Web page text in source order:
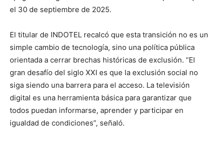
el 30 de septiembre de 2025.
El titular de INDOTEL recalcó que esta transición no es un
simple cambio de tecnología, sino una política pública
orientada a cerrar brechas históricas de exclusión. “El
gran desafío del siglo XXI es que la exclusión social no
siga siendo una barrera para el acceso. La televisión
digital es una herramienta básica para garantizar que
todos puedan informarse, aprender y participar en
igualdad de condiciones”, señaló.